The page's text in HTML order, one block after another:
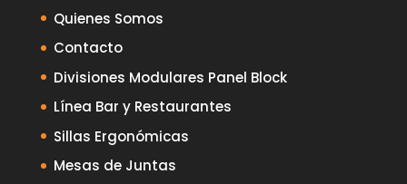
Quienes Somos
Contacto
Divisiones Modulares Panel Block
Línea Bar y Restaurantes
Sillas Ergonómicas
Mesas de Juntas